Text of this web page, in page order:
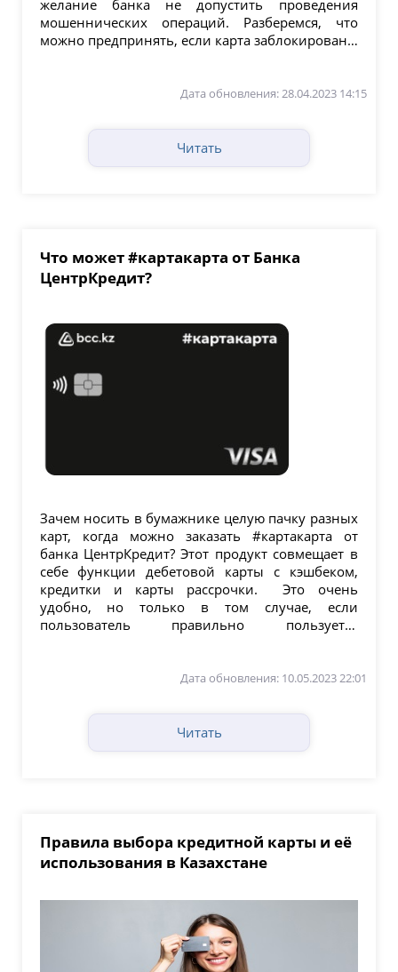
желание банка не допустить проведения
мошеннических операций. Разберемся, что
можно предпринять, если карта заблокирована,
Дата обновления: 28.04.2023 14:15
Читать
Что может #картакарта от Банка
ЦентрКредит?
Зачем носить в бумажнике целую пачку разных
карт, когда можно заказать #картакарта от
банка ЦентрКредит? Этот продукт совмещает в
себе функции дебетовой карты с кэшбеком,
кредитки и карты рассрочки. Это очень
удобно, но только в том случае, если
пользователь правильно пользуется
Дата обновления: 10.05.2023 22:01
Читать
Правила выбора кредитной карты и её
использования в Казахстане